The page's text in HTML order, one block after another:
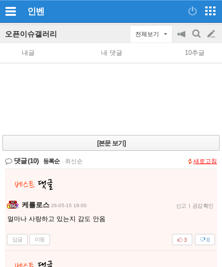
인벤
오픈이슈갤러리 전체보기
공
지
on/off
검
색
글
쓰
내글 내 댓글 10추글
[본문 보기]
댓글(10) 등록순 최신순 새로고침
케를로스 26-05-15 18:00 신고 | 공감 확인
얼마나 사랑하고 있는지 감도 안옴
답글 이동 0
3